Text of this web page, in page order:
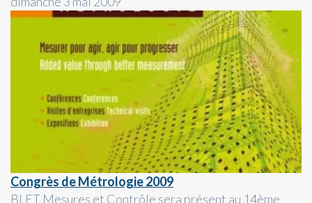
Congrès de Métrologie 2009
BLET Mesures et Contrôle sera présent au 14ème